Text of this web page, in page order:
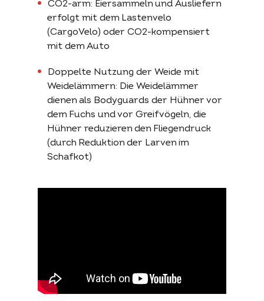
CO2-arm: Eiersammeln und Ausliefern
erfolgt mit dem Lastenvelo
(CargoVelo) oder CO2-kompensiert
mit dem Auto
Doppelte Nutzung der Weide mit
Weidelämmern: Die Weidelämmer
dienen als Bodyguards der Hühner vor
dem Fuchs und vor Greifvögeln, die
Hühner reduzieren den Fliegendruck
(durch Reduktion der Larven im
Schafkot)